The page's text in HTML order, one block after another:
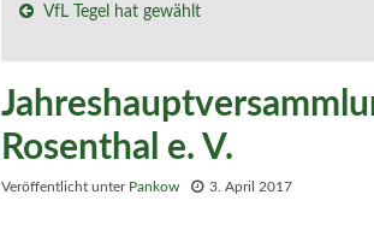
VfL Tegel hat gewählt
Rosenthal e. V.
Veröffentlicht unter Pankow 3. April 2017